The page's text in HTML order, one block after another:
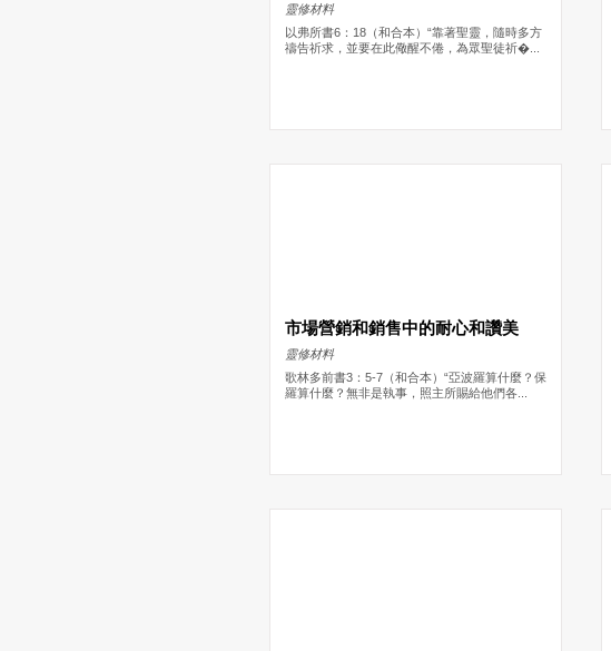
靈修材料
以弗所書6：18（和合本）“靠著聖靈，隨時多方
禱告祈求，並要在此儆醒不倦，為眾聖徒祈�...
市場營銷和銷售中的耐心和讚美
靈修材料
歌林多前書3：5-7（和合本）“亞波羅算什麼？保
羅算什麼？無非是執事，照主所賜給他們各...